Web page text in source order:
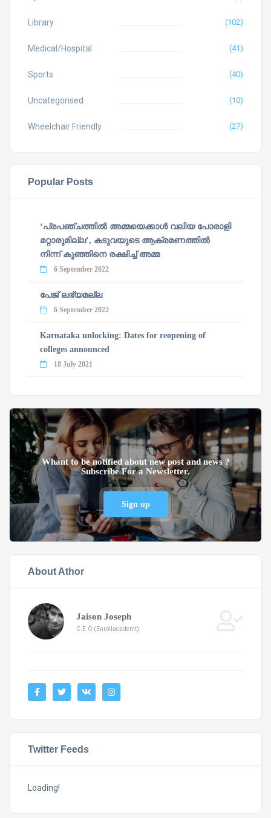
Library (102)
Medical/Hospital (41)
Sports (40)
Uncategorised (10)
Wheelchair Friendly (27)
Popular Posts
‘പ്രപഞ്ചത്തില്‍ അമ്മയെക്കാള്‍ വലിയ പോരാളി
മറ്റാരുമില്ല’, കടുവയുടെ ആക്രമണത്തില്‍
നിന്ന് കുഞ്ഞിനെ രക്ഷിച്ച് അമ്മ
6 September 2022
പേജ് ലഭ്യമല്ല
6 September 2022
Karnataka unlocking: Dates for reopening of
colleges announced
18 July 2021
Whant to be notified about new post and news ?
Subscribe For a Newsletter.
Sign up
About Athor
Jaison Joseph
C.E.O (Enrollacademt)
Twitter Feeds
Loading!